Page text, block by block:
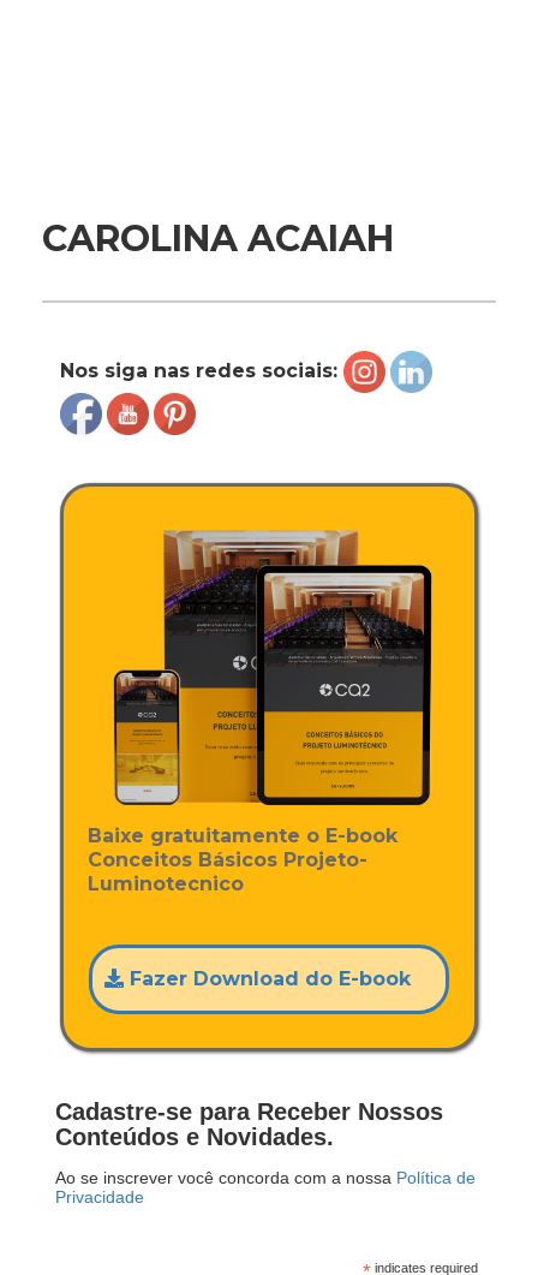
CAROLINA ACAIAH
Nos siga nas redes sociais:
Baixe gratuitamente o E-book
Conceitos Básicos Projeto-
Luminotecnico
Fazer Download do E-book
Cadastre-se para Receber Nossos
Conteúdos e Novidades.
Ao se inscrever você concorda com a nossa Política de
Privacidade
indicates required